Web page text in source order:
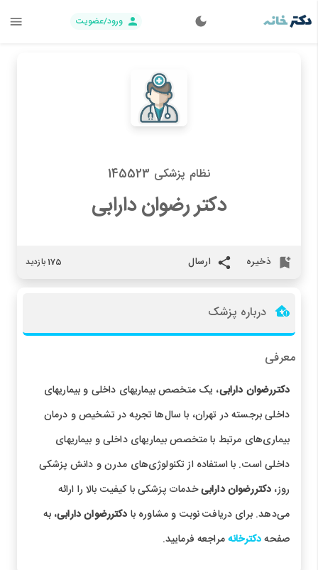
ورود/عضویت
نظام پزشکی 145523
دکتر رضوان دارابی
ذخیره ارسال 175 بازدید
درباره پزشک
معرفی
دکتررضوان دارابی، یک متخصص بیماریهای داخلی و بیماریهای
داخلی برجسته در تهران، با سال‌ها تجربه در تشخیص و درمان
بیماری‌های مرتبط با متخصص بیماریهای داخلی و بیماریهای
داخلی است. با استفاده از تکنولوژی‌های مدرن و دانش پزشکی
روز، دکتررضوان دارابیخدمات پزشکی با کیفیت بالا را ارائه
می‌دهد. برای دریافت نوبت و مشاوره با دکتررضوان دارابی، به
صفحهدکترخانهمراجعه فرمایید.